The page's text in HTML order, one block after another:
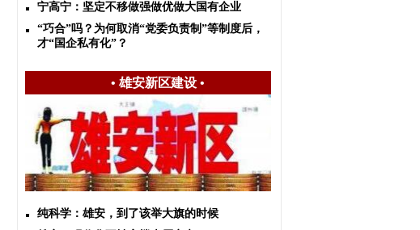
宁高宁：坚定不移做强做优做大国有企业
“巧合”吗？为何取消“党委负责制”等制度后，
才“国企私有化”？
• 雄安新区建设•
纯科学：雄安，到了该举大旗的时候